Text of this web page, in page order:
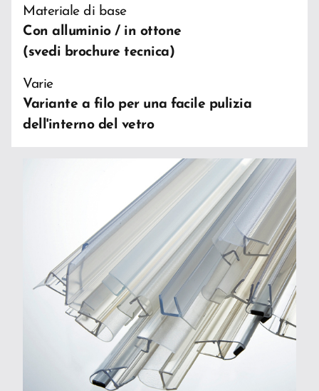
Materiale di base
Con alluminio / in ottone
(svedi brochure tecnica)
Varie
Variante a filo per una facile pulizia
dell'interno del vetro